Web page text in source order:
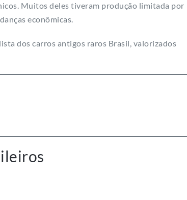
Muitos deles tiveram produção limitada por
econômicas.
dos carros antigos raros Brasil, valorizados